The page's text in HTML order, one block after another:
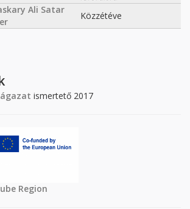
Ali Satar
Közzétéve
ismertető 2017
Region